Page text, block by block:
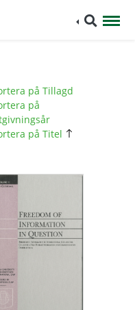
på Tillagd
på
på Titel